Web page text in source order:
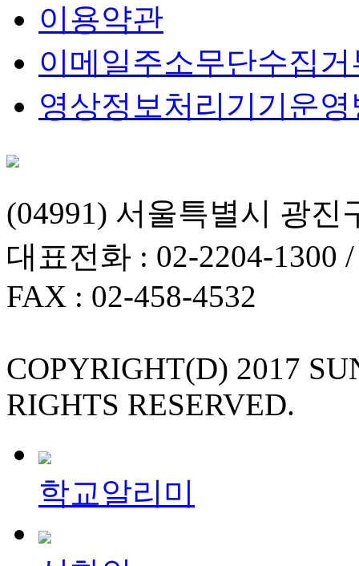
이용약관
이메일주소무단수집거
영상정보처리기기운
(04991) 서울특별시 광진
대표전화 : 02-2204-1300
FAX : 02-458-4532
COPYRIGHT(D) 2017
RIGHTS RESERVED.
학교알리미